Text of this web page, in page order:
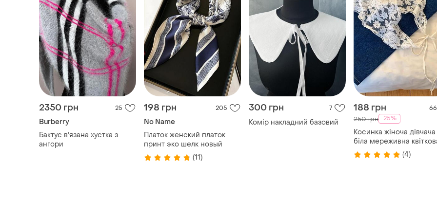
2350 грн 25
Burberry
Бактус вʼязана хустка з
ангори
198 грн 205
No Name
Платок женский платок
принт эко шелк новый
(11)
300 грн 7
Комір накладний базовий
188 грн 66
250 грн -25%
Косинка жіноча
біла мереживна
нова на голову на талію
(4)